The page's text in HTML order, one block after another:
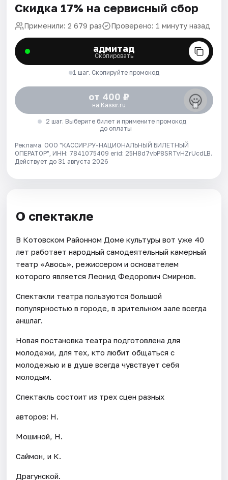
Скидка 17% на сервисный сбор
Применили: 2 679 раз Проверено: 1 минуту назад
адмитад
Скопировать
1 шаг. Скопируйте промокод
от 400 ₽
на Kassir.ru
2 шаг. Выберите билет и примените промокод
до оплаты
Реклама. ООО "КАССИР.РУ-НАЦИОНАЛЬНЫЙ БИЛЕТНЫЙ
ОПЕРАТОР", ИНН: 7841075409 erid: 25H8d7vbP8SRTvHZrUcdLB.
Действует до 31 августа 2026
О спектакле
В Котовском Районном Доме культуры вот уже 40
лет работает народный самодеятельный камерный
театр «Авось», режиссером и основателем
которого является Леонид Федорович Смирнов.
Спектакли театра пользуются большой
популярностью в городе, в зрительном зале всегда
аншлаг.
Новая постановка театра подготовлена для
молодежи, для тех, кто любит общаться с
молодежью и в душе всегда чувствует себя
молодым.
Спектакль состоит из трех сцен разных
авторов: Н.
Мошиной, Н.
Саймон, и К.
Драгунской.